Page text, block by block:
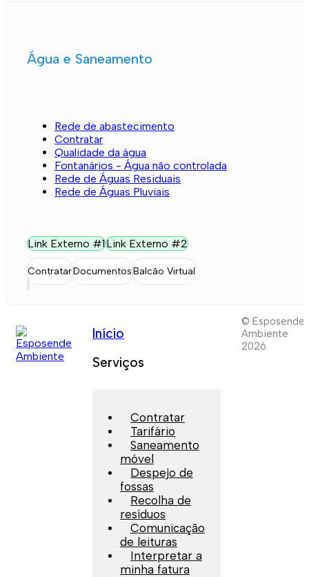
Água e Saneamento
Rede de abastecimento
Contratar
Qualidade da água
Fontanários - Água não controlada
Rede de Águas Residuais
Rede de Águas Pluviais
Link Externo #1Link Externo #2
ContratarDocumentosBalcão Virtual
Início
Serviços
Contratar
Tarifário
Saneamento
móvel
Despejo de
fossas
Recolha de
resíduos
Comunicação
de leituras
Interpretar a
minha fatura
© Esposende
Ambiente
2026